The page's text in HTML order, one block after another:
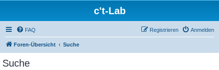
c't-Lab
FAQ Anmelden
Registrieren
Foren-Übersicht Suche
Suche